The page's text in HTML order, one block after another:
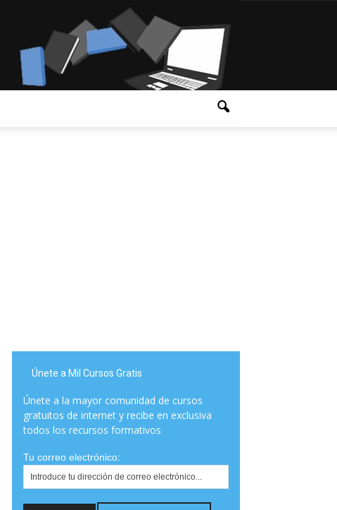
Únete a Mil Cursos Gratis
Únete a la mayor comunidad de cursos
gratuitos de internet y recibe en exclusiva
todos los recursos formativos
Tu correo electrónico: